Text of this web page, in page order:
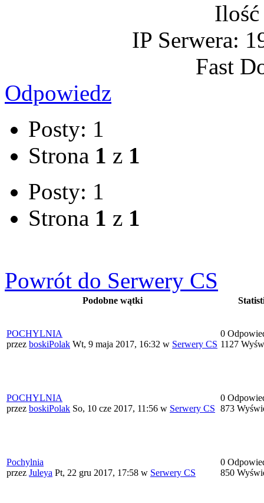
IP Serwera:
Fast
Odpowiedz
Posty: 1
Strona 1 z 1
Posty: 1
Strona 1 z 1
Powrót do Serwery CS
Podobne wątki
POCHYLNIA
przez boskiPolak Wt, 9 maja 2017, 16:32 w Serwery CS
0
1127
POCHYLNIA
przez boskiPolak So, 10 cze 2017, 11:56 w Serwery CS
0
873
Pochylnia
przez Juleya Pt, 22 gru 2017, 17:58 w Serwery CS
0
850